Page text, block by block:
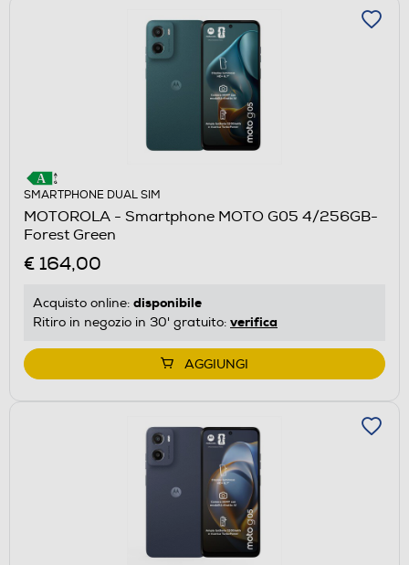
SMARTPHONE DUAL SIM
MOTOROLA - Smartphone MOTO G05 4/256GB-
Forest Green
€ 164,00
Acquisto online: disponibile
Ritiro in negozio in 30' gratuito: verifica
AGGIUNGI